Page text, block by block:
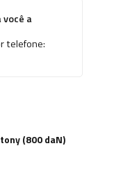
a
telefone:
(800 daN)